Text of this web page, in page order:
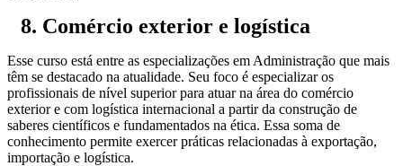
8. Comércio exterior e logística
Esse curso está entre as especializações em Administração que mais
têm se destacado na atualidade. Seu foco é especializar os
profissionais de nível superior para atuar na área do comércio
exterior e com logística internacional a partir da construção de
saberes científicos e fundamentados na ética. Essa soma de
conhecimento permite exercer práticas relacionadas à exportação,
importação e logística.